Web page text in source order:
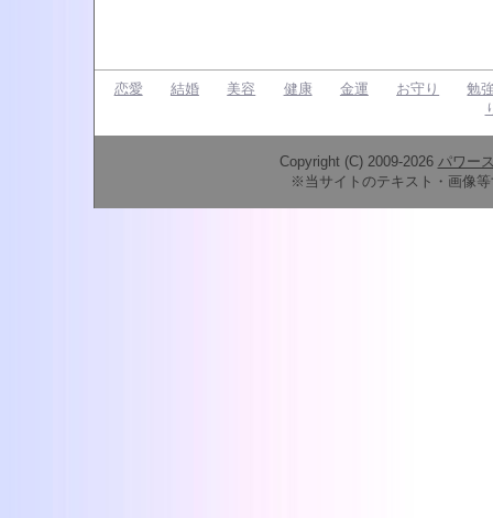
恋愛 結婚 美容 健康 金運 お守り
勉
Copyright (C) 2009-2026 パワー
※当サイトのテキスト・画像